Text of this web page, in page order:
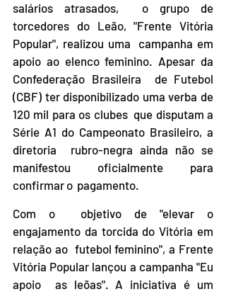
salários atrasados,  o grupo de
torcedores do Leão, "Frente Vitória
Popular", realizou uma  campanha em
apoio ao elenco feminino. Apesar da
Confederação Brasileira  de Futebol
(CBF) ter disponibilizado uma verba de
120 mil para os clubes  que disputam a
Série A1 do Campeonato Brasileiro, a
diretoria  rubro-negra ainda não se
manifestou oficialmente para
confirmar o  pagamento.
Com o  objetivo de "elevar o
engajamento da torcida do Vitória em
relação ao  futebol feminino", a Frente
Vitória Popular lançou a campanha "Eu
apoio  as leõas". A iniciativa é um